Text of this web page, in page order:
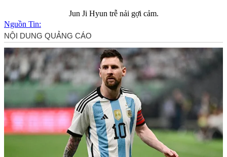
Jun Ji Hyun trễ nải gợi cảm.
Nguồn Tin: